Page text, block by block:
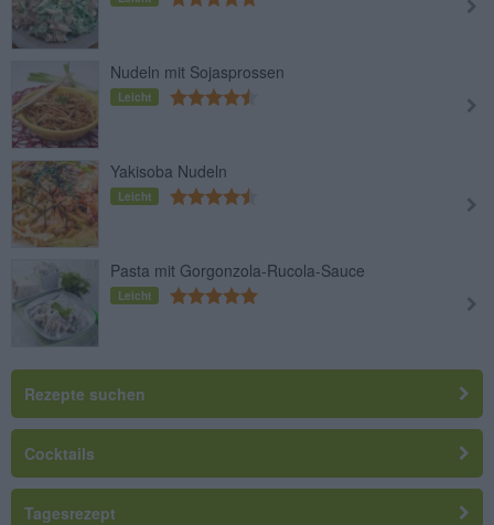
Nudeln mit Sojasprossen
Leicht
Yakisoba Nudeln
Leicht
Pasta mit Gorgonzola-Rucola-Sauce
Leicht
Rezepte suchen
Cocktails
Tagesrezept